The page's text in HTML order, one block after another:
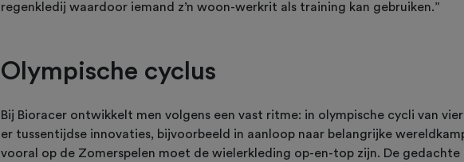
regenkledij waardoor iemand z’n woon-werkrit als training kan gebruiken.”
Olympische cyclus
Bij Bioracer ontwikkelt men volgens een vast ritme: in olympische cycli van
er tussentijdse innovaties, bijvoorbeeld in aanloop naar belangrijke
vooral op de Zomerspelen moet de wielerkleding op-en-top zijn. De gedachte